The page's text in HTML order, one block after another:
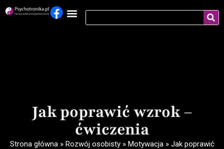
Jak poprawić wzrok –
ćwiczenia
Strona główna» Rozwój osobisty» Motywacja» Jak poprawić